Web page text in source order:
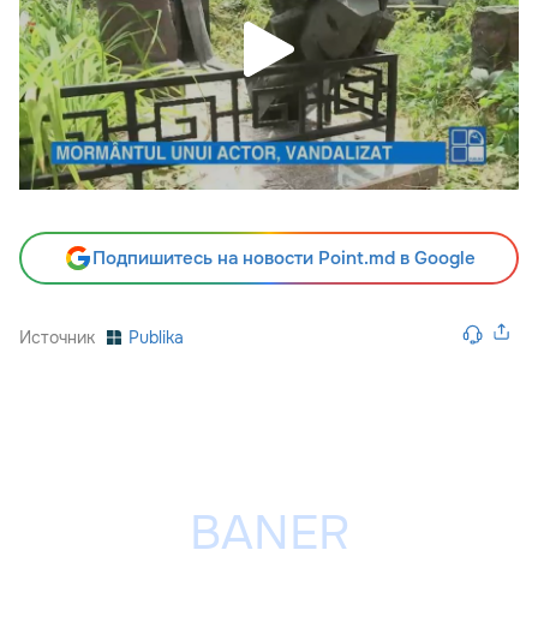
Подпишитесь на новости Point.md в Google
Источник Publika